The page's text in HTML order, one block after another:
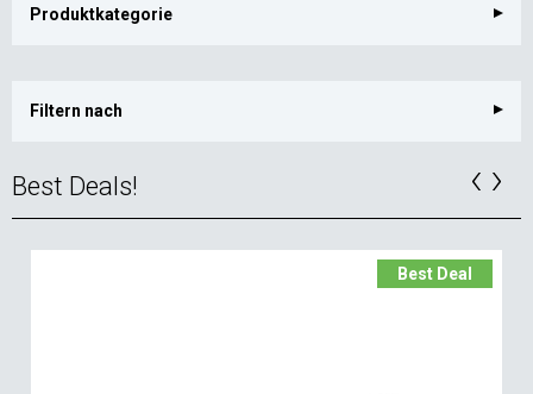
Produktkategorie
Filtern nach
Best Deals!
Best Deal